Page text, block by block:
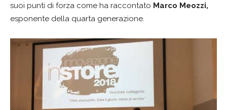
suoi punti di forza come ha raccontato Marco Meozzi,
esponente della quarta generazione.